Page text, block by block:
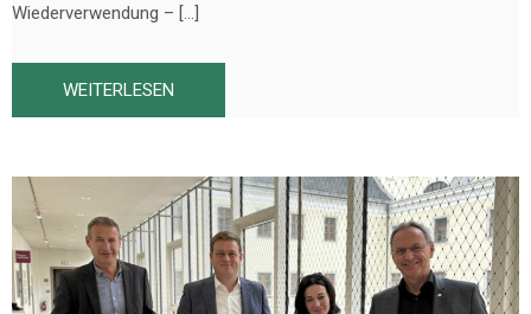
Wiederverwendung – […]
WEITERLESEN